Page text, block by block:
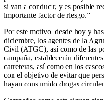
si van a conducir, y es posible
importante factor de riesgo.”
Por este motivo, desde hoy y
diciembre, los agentes de la
Civil (ATGC), así como de las
campaña, establecerán
carreteras, así como en los
con el objetivo de evitar que
hayan consumido drogas